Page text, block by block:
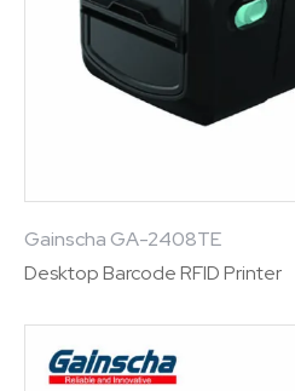
Gainscha GA-2408TE
Desktop Barcode RFID Printer